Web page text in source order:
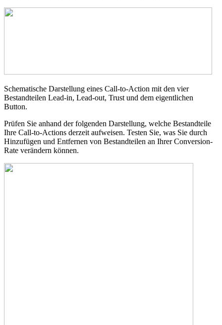
Schematische Darstellung eines Call-to-Action mit den vier
Bestandteilen Lead-in, Lead-out, Trust und dem eigentlichen
Button.
Prüfen Sie anhand der folgenden Darstellung, welche Bestandteile
Ihre Call-to-Actions derzeit aufweisen. Testen Sie, was Sie durch
Hinzufügen und Entfernen von Bestandteilen an Ihrer Conversion-
Rate verändern können.